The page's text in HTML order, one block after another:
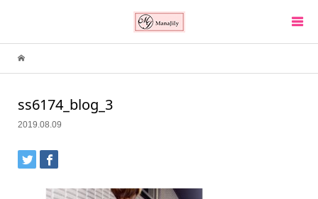
ss6174_blog_3
2019.08.09